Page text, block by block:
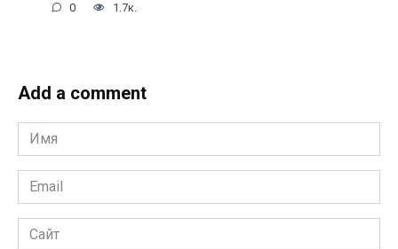
0 1.7к.
Add a comment
Имя
*
Email
*
Сайт